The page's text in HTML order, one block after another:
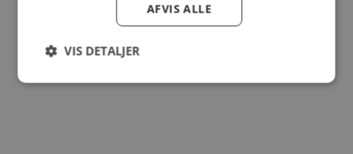
AFVIS ALLE
VIS DETALJER